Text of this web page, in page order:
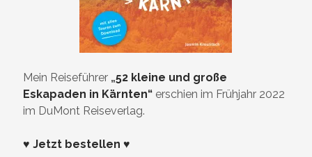
Mein Reiseführer „52 kleine und große
Eskapaden in Kärnten“ erschien im Frühjahr 2022
im DuMont Reiseverlag.
♥ Jetzt bestellen ♥